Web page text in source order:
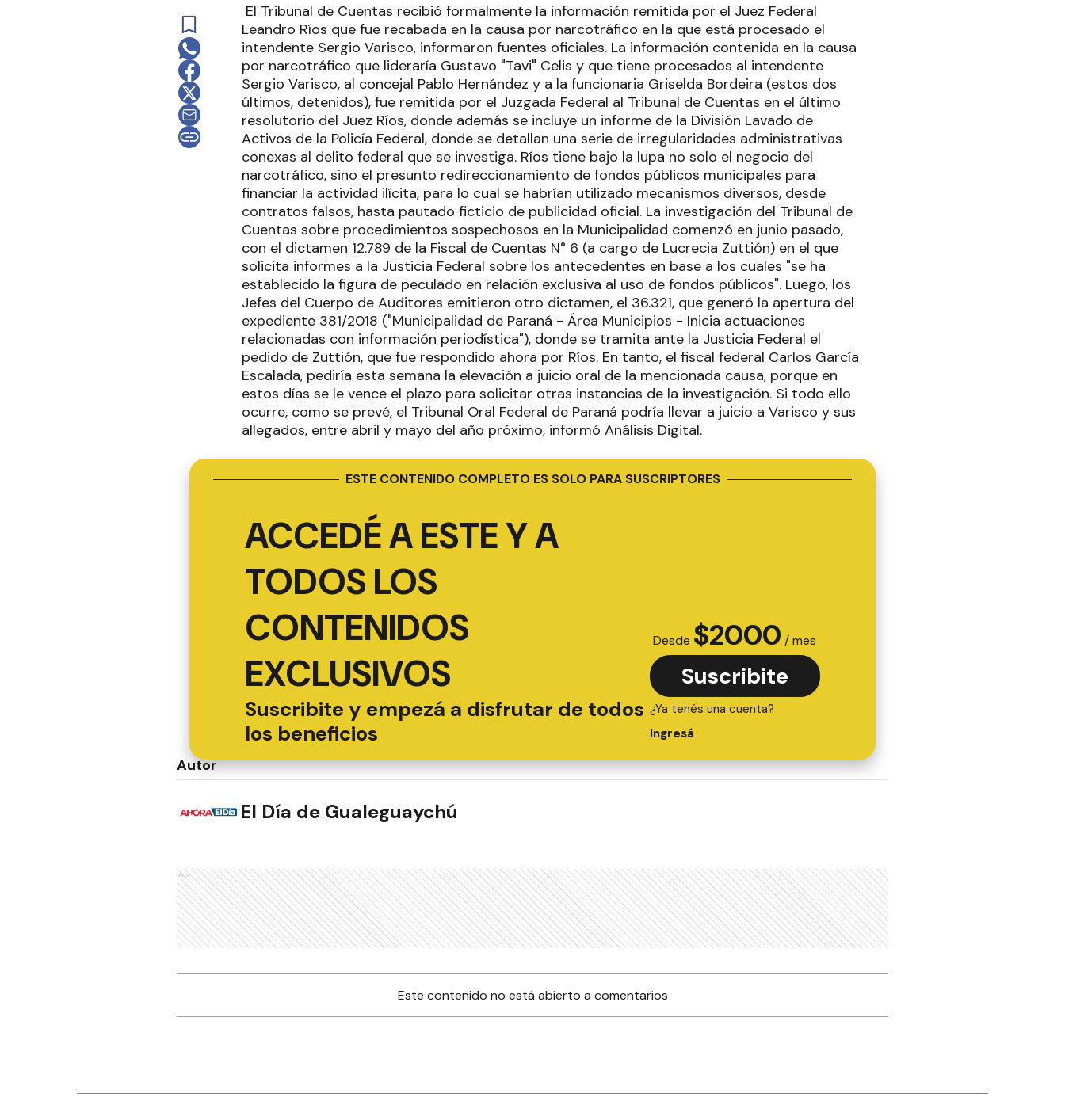
El Tribunal de Cuentas recibió formalmente la información remitida por el Juez Federal
Leandro Ríos que fue recabada en la causa por narcotráfico en la que está procesado el
intendente Sergio Varisco, informaron fuentes oficiales. La información contenida en la causa
por narcotráfico que lideraría Gustavo "Tavi" Celis y que tiene procesados al intendente
Sergio Varisco, al concejal Pablo Hernández y a la funcionaria Griselda Bordeira (estos dos
últimos, detenidos), fue remitida por el Juzgada Federal al Tribunal de Cuentas en el último
resolutorio del Juez Ríos, donde además se incluye un informe de la División Lavado de
Activos de la Policía Federal, donde se detallan una serie de irregularidades administrativas
conexas al delito federal que se investiga. Ríos tiene bajo la lupa no solo el negocio del
narcotráfico, sino el presunto redireccionamiento de fondos públicos municipales para
financiar la actividad ilícita, para lo cual se habrían utilizado mecanismos diversos, desde
contratos falsos, hasta pautado ficticio de publicidad oficial. La investigación del Tribunal de
Cuentas sobre procedimientos sospechosos en la Municipalidad comenzó en junio pasado,
con el dictamen 12.789 de la Fiscal de Cuentas N° 6 (a cargo de Lucrecia Zuttión) en el que
solicita informes a la Justicia Federal sobre los antecedentes en base a los cuales "se ha
establecido la figura de peculado en relación exclusiva al uso de fondos públicos". Luego, los
Jefes del Cuerpo de Auditores emitieron otro dictamen, el 36.321, que generó la apertura del
expediente 381/2018 ("Municipalidad de Paraná - Área Municipios - Inicia actuaciones
relacionadas con información periodística"), donde se tramita ante la Justicia Federal el
pedido de Zuttión, que fue respondido ahora por Ríos. En tanto, el fiscal federal Carlos García
Escalada, pediría esta semana la elevación a juicio oral de la mencionada causa, porque en
estos días se le vence el plazo para solicitar otras instancias de la investigación. Si todo ello
ocurre, como se prevé, el Tribunal Oral Federal de Paraná podría llevar a juicio a Varisco y sus
allegados, entre abril y mayo del año próximo, informó Análisis Digital.
ESTE CONTENIDO COMPLETO ES SOLO PARA SUSCRIPTORES
ACCEDÉ A ESTE Y A
TODOS LOS
CONTENIDOS
EXCLUSIVOS
Suscribite y empezá a disfrutar de todos
los beneficios
Desde $2000 / mes
Suscribite
¿Ya tenés una cuenta?
Ingresá
Autor
El Día de Gualeguaychú
Ads
Este contenido no está abierto a comentarios